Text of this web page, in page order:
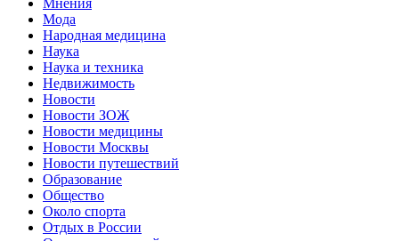
Мнения
Мода
Народная медицина
Наука
Наука и техника
Недвижимость
Новости
Новости ЗОЖ
Новости медицины
Новости Москвы
Новости путешествий
Образование
Общество
Около спорта
Отдых в России